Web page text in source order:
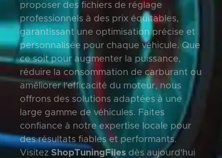
proposer des fichiers de réglage
professionnels à des prix équitables,
garantissant une optimisation précise et
personnalisée pour chaque véhicule. Que
ce soit pour augmenter la puissance,
réduire la consommation de carburant ou
améliorer l'efficacité du moteur, nous
offrons des solutions adaptées à une
large gamme de véhicules. Faites
confiance à notre expertise locale pour
des résultats fiables et performants.
VisitezShopTuningFiles dès aujourd'hui